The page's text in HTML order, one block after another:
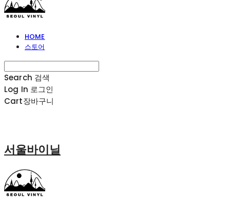
HOME
스토어
Search 검색
Log In 로그인
Cart장바구니
서울바이닐